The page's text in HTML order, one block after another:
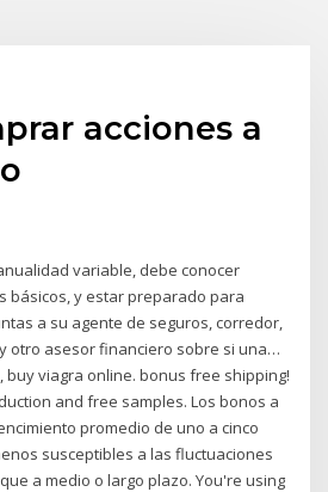
acciones a
variable, debe conocer
básicos, y estar preparado para
a su agente de seguros, corredor,
otro asesor financiero sobre si una…
buy viagra online. bonus free shipping!
and free samples. Los bonos a
promedio de uno a cinco
susceptibles a las fluctuaciones
a medio o largo plazo. You're using